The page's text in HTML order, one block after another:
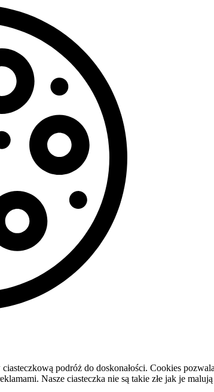
podróż do doskonałości. Cookies
Nasze ciasteczka nie są takie złe jak je